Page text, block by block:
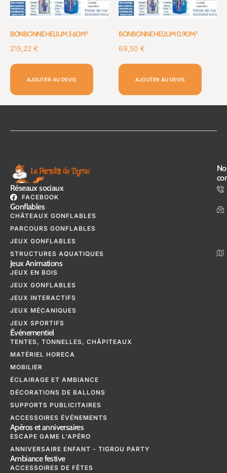
BONBONNE HELIUM 3.60M³
215,22 €
AJOUTER AU DEVIS
BONBONNE HELIUM 0.90M³
69,50 €
AJOUTER AU DEVIS
Réseaux sociaux
FACEBOOK
Gonflables
CHÂTEAUX GONFLABLES
PARCOURS GONFLABLES
JEUX GONFLABLES
STRUCTURES AQUATIQUES
Jeux Animations
JEUX EN BOIS
JEUX GONFLABLES
JEUX INTERACTIFS
JEUX MÉCANIQUES
JEUX SPORTIFS
Événementiel
TENTES, TONNELLES, CHÂPITEAUX
MATÉRIEL HORECA
MOBILIER
ÉCLAIRAGE ET AMBIANCE
DÉCORATIONS DE BALLONS
SUPPORTS PUBLICITAIRES
ACCESSOIRES ÉVÉNEMENTS
Apéros et anniversaires
ESCAPE GAME L'APÉRO
ANNIVERSAIRE ENFANT - TIGROU PARTY
Ambiance festive
ACCESSOIRES DE FÊTES